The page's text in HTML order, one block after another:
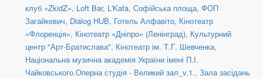
клуб «ZkidZ», Loft Bar, L'Kafa, Софійська площа, ФОП
Загайкевич, Dialog HUB, Готель Алфавіто, Кінотеатр
«Флоренція», Кінотеатр «Дніпро» (Ленінград), Культурний
центр "Арт-Братислава", Кінотеатр ім. Т.Г. Шевченка,
Національна музична академія України імені П.І.
Чайковського.Оперна студія - Великий зал_v.1., Зала засідань